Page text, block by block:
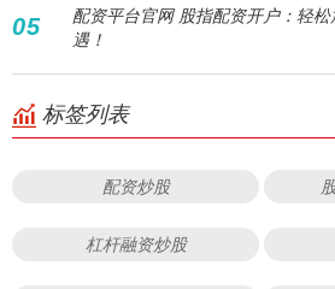
05
配资平台官网 股指配资开户：轻
遇！
标签列表
配资炒股
杠杆融资炒股